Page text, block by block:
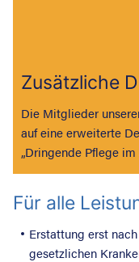
Zusätzliche
Die Mitglieder
auf eine erweiterte
„Dringende Pflege im
Für alle
Erstattung erst
gesetzlichen